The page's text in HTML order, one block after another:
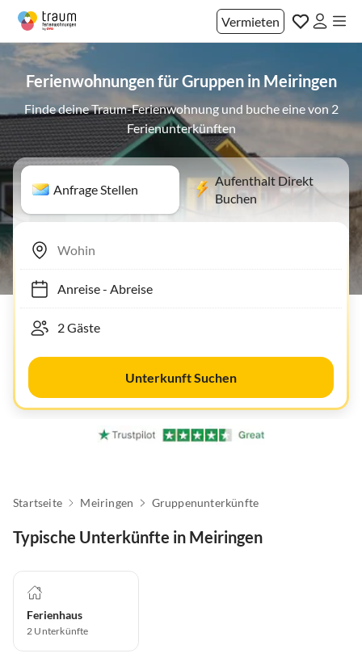
Vermieten
Ferienwohnungen für Gruppen in Meiringen
Finde deine Traum-Ferienwohnung und buche eine von 2
Ferienunterkünften
Anfrage Stellen
Aufenthalt Direkt
Buchen
Anreise- Abreise
Unterkunft Suchen
Startseite Meiringen Gruppenunterkünfte
Typische Unterkünfte in Meiringen
Ferienhaus
2 Unterkünfte